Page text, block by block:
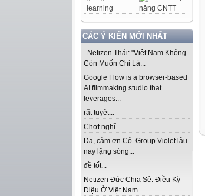
CÁC Ý KIẾN MỚI NHẤT
Netizen Thái: "Việt Nam Không
Còn Muốn Chỉ Là...
Google Flow is a browser-based
AI filmmaking studio that
leverages...
rất tuyệt...
Chợt nghĩ......
Dạ, cảm ơn Cô. Group Violet lâu
nay lặng sóng...
đề tốt...
Netizen Đức Chia Sẻ: Điều Kỳ
Diệu Ở Việt Nam...